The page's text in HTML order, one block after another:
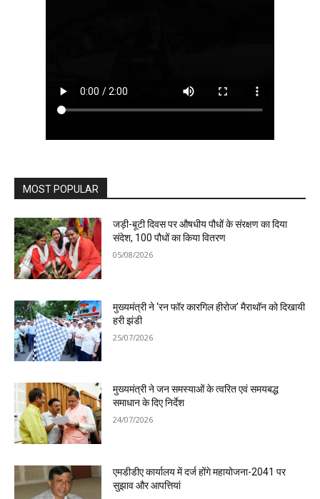
MOST POPULAR
जड़ी-बूटी दिवस पर औषधीय पौधों के संरक्षण का दिया
संदेश, 100 पौधों का किया वितरण
05/08/2026
मुख्यमंत्री ने ‘रन फॉर कारगिल हीरोज’ मैराथॉन को दिखायी
हरी झंडी
25/07/2026
मुख्यमंत्री ने जन समस्याओं के त्वरित एवं समयबद्ध
समाधान के दिए निर्देश
24/07/2026
एमडीडीए कार्यालय में दर्ज होंगे महायोजना-2041 पर
सुझाव और आपत्तियां